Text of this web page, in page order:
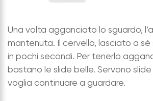
Una volta agganciato lo sguardo,
mantenuta. Il cervello, lasciato a sé
in pochi secondi. Per tenerlo
bastano le slide belle. Servono
voglia continuare a guardare.